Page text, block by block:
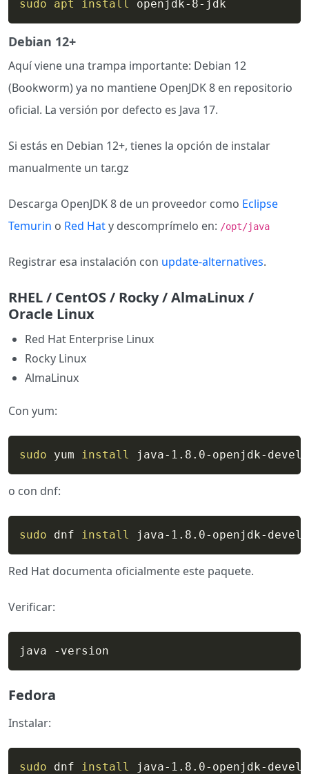
sudo apt install openjdk-8-jdk
Debian 12+
Aquí viene una trampa importante: Debian 12
(Bookworm) ya no mantiene OpenJDK 8 en repositorio
oficial. La versión por defecto es Java 17.
Si estás en Debian 12+, tienes la opción de instalar
manualmente un tar.gz
Descarga OpenJDK 8 de un proveedor como Eclipse
Temurin o Red Haty descomprímelo en: /opt/java
Registrar esa instalación con update-alternatives.
RHEL / CentOS / Rocky / AlmaLinux /
Oracle Linux
Red Hat Enterprise Linux
Rocky Linux
AlmaLinux
Con yum:
sudo yum install java-1.8.0-openjdk-devel
o con dnf:
sudo dnf install java-1.8.0-openjdk-devel
Red Hat documenta oficialmente este paquete.
Verificar:
java -version
Fedora
Instalar:
sudo dnf install java-1.8.0-openjdk-devel